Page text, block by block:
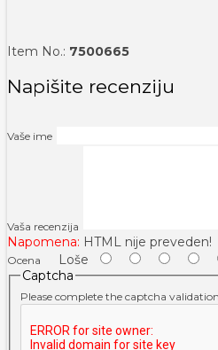
Item No.: 7500665
Napišite recenziju
Vaše ime
Vaša recenzija
Napomena: HTML nije preveden!
Ocena Loše
Captcha
Please complete the captcha